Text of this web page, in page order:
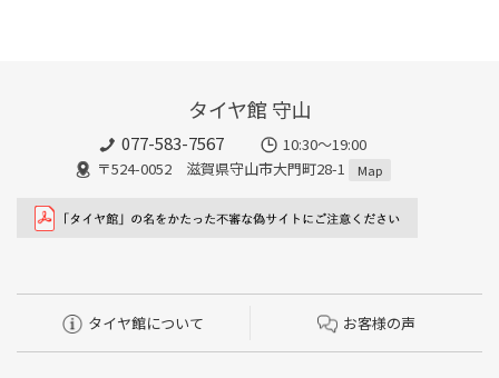
タイヤ館 守山
077-583-7567
10:30～19:00
〒524-0052 滋賀県守山市大門町28-1
Map
タイヤ館について お客様の声